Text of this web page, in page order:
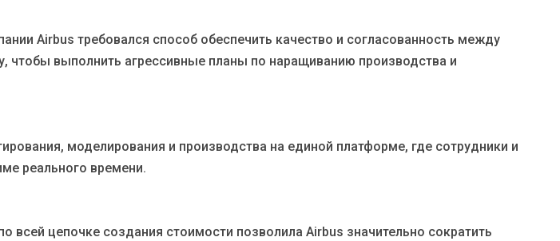
Airbus требовался способ обеспечить качество и согласованность между
выполнить агрессивные планы по наращиванию производства и
моделирования и производства на единой платформе, где сотрудники и
реального времени.
цепочке создания стоимости позволила Airbus значительно сократить